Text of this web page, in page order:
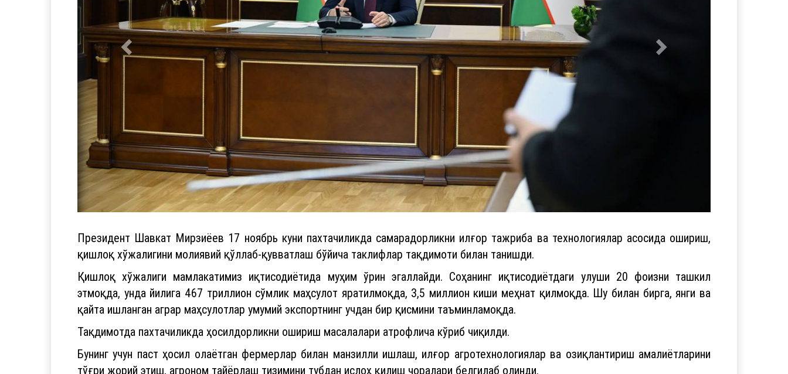
Президент Шавкат Мирзиёев 17 ноябрь куни пахтачиликда самарадорликни илғор тажриба ва технологиялар асосида ошириш,
қишлоқ хўжалигини молиявий қўллаб-қувватлаш бўйича таклифлар тақдимоти билан танишди.
Қишлоқ хўжалиги мамлакатимиз иқтисодиётида муҳим ўрин эгаллайди. Соҳанинг иқтисодиётдаги улуши 20 фоизни ташкил
этмоқда, унда йилига 467 триллион сўмлик маҳсулот яратилмоқда, 3,5 миллион киши меҳнат қилмоқда. Шу билан бирга, янги ва
қайта ишланган аграр маҳсулотлар умумий экспортнинг учдан бир қисмини таъминламоқда.
Тақдимотда пахтачиликда ҳосилдорликни ошириш масалалари атрофлича кўриб чиқилди.
Бунинг учун паст ҳосил олаётган фермерлар билан манзилли ишлаш, илғор агротехнологиялар ва озиқлантириш амалиётларини
тўғри жорий этиш, агроном тайёрлаш тизимини тубдан ислоҳ қилиш чоралари белгилаб олинди.